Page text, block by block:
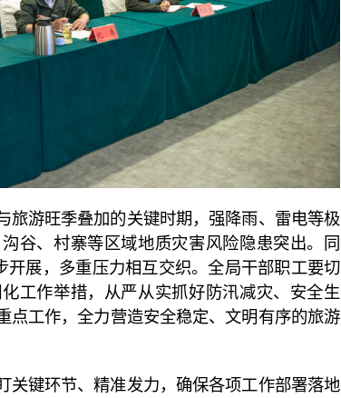
游旺季叠加的关键时期，强降雨、雷电等极
谷、村寨等区域地质灾害风险隐患突出。同
展，多重压力相互交织。全局干部职工要切
工作举措，从严从实抓好防汛减灾、安全生
点工作，全力营造安全稳定、文明有序的旅游
键环节、精准发力，确保各项工作部署落地